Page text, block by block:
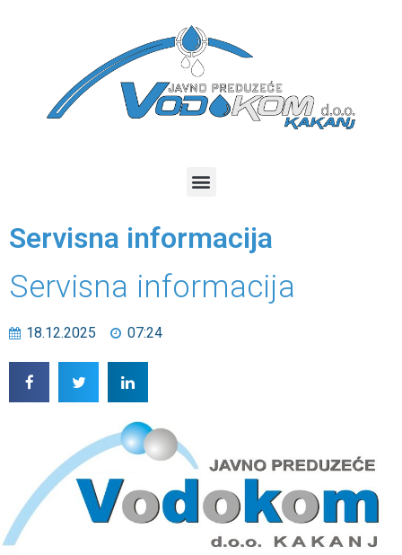
Servisna informacija
Servisna informacija
18.12.2025 07:24